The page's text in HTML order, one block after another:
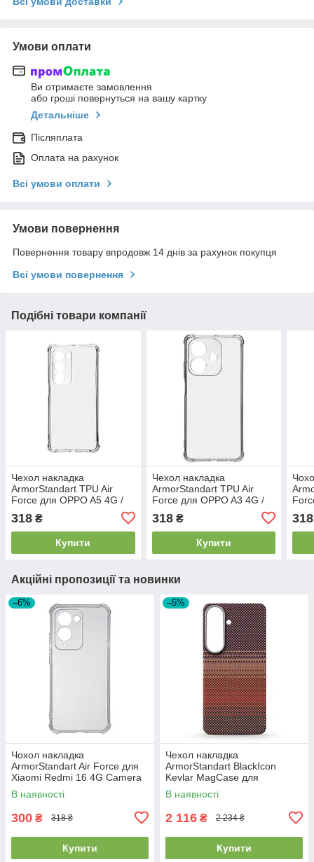
Умови оплати
Ви отримаєте замовлення
або гроші повернуться на вашу картку
Детальніше
Післяплата
Оплата на рахунок
Всі умови оплати
Умови повернення
Повернення товару впродовж 14 днів за рахунок покупця
Всі умови повернення
Подібні товари компанії
Чехол накладка
ArmorStandart TPU Air
Force для OPPO A5 4G /
A5 5G / A5m 4G Camera
cover Clear (ARM87386)
318 ₴
Купити
Чехол накладка
ArmorStandart TPU Air
Force для OPPO A3 4G /
A3x 4G / A40m 4G Camera
cover Clear (ARM80888)
318₴
Купити
318
Акційні пропозиції та новинки
–6%
Чохол накладка
ArmorStandart Air Force для
Xiaomi Redmi 16 4G Camera
cover Clear (ARM90951)
В наявності
300 ₴ 318 ₴
Купити
–5%
Чехол накладка
ArmorStandart BlackIcon
Kevlar MagCase для
Samsung S26 Sunset
(ARM90156)
В наявності
2 116 ₴ 2 234 ₴
Купити